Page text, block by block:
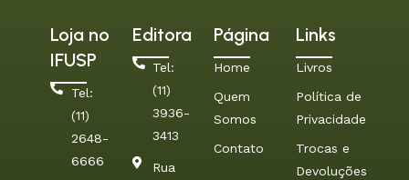
Loja no
IFUSP
Tel:
(11)
2648-
6666
Editora
Tel:
(11)
3936-
3413
Rua
Página
Home
Quem
Somos
Contato
Links
Livros
Política de
Privacidade
Trocas e
Devoluções